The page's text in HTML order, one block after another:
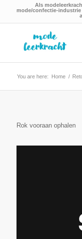
Als
mode/confectie-
You are here: Home /
Rok vooraan ophalen